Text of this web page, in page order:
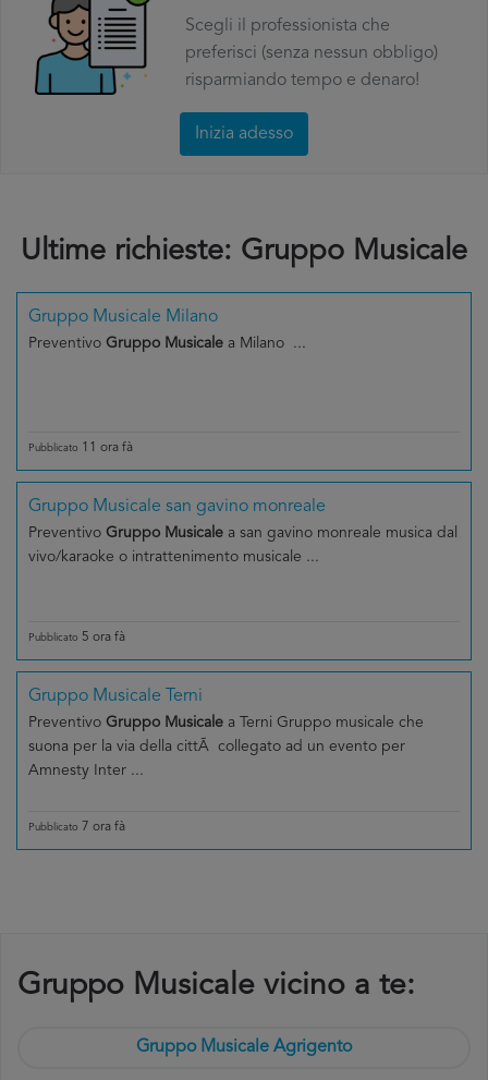
Scegli il professionista che
preferisci (senza nessun obbligo)
risparmiando tempo e denaro!
Inizia adesso
Ultime richieste: Gruppo Musicale
Gruppo Musicale Milano
Preventivo Gruppo Musicale a Milano ...
Pubblicato 11 ora fà
Gruppo Musicale san gavino monreale
Preventivo Gruppo Musicale a san gavino monreale musica dal
vivo/karaoke o intrattenimento musicale ...
Pubblicato 5 ora fà
Gruppo Musicale Terni
Preventivo Gruppo Musicale a Terni Gruppo musicale che
suona per la via della cittÃ collegato ad un evento per
Amnesty Inter ...
Pubblicato 7 ora fà
Gruppo Musicale vicino a te:
Gruppo Musicale Agrigento